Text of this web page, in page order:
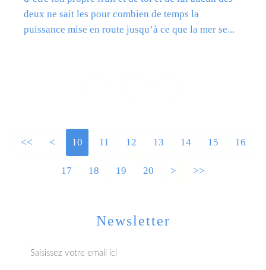
deux ne sait les pour combien de temps la
puissance mise en route jusqu’à ce que la mer se...
<< < 10 11 12 13 14 15 16
17 18 19 20 > >>
Newsletter